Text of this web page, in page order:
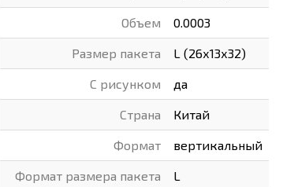
Объем 0.0003
Размер пакета L (26х13х32)
С рисунком да
Страна Китай
Формат вертикальный
Формат размера пакета L